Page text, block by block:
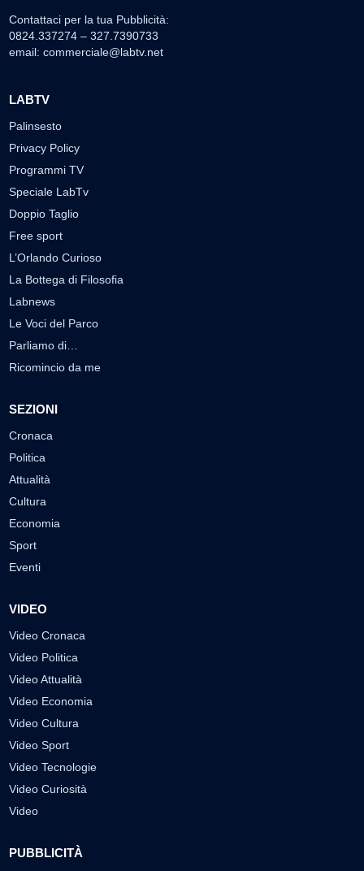
Contattaci per la tua Pubblicità:
0824.337274 – 327.7390733
email: commerciale@labtv.net
LABTV
Palinsesto
Privacy Policy
Programmi TV
Speciale LabTv
Doppio Taglio
Free sport
L’Orlando Curioso
La Bottega di Filosofia
Labnews
Le Voci del Parco
Parliamo di…
Ricomincio da me
SEZIONI
Cronaca
Politica
Attualità
Cultura
Economia
Sport
Eventi
VIDEO
Video Cronaca
Video Politica
Video Attualità
Video Economia
Video Cultura
Video Sport
Video Tecnologie
Video Curiosità
Video
PUBBLICITÀ